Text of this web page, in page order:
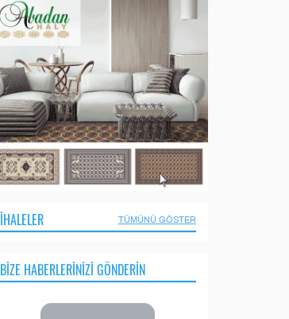
İHALELER TÜMÜNÜ GÖSTER
BIZE HABERLERINIZI GÖNDERIN